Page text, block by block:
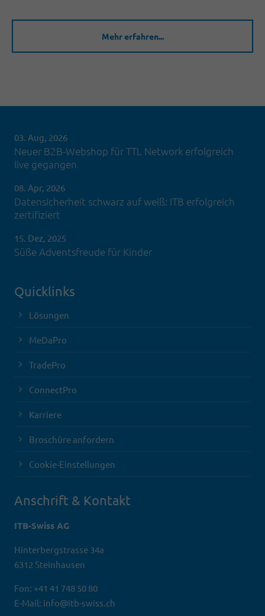
Mehr erfahren...
03. Aug, 2026
Neuer B2B-Webshop für TTL Network erfolgreich
live gegangen
08. Apr, 2026
Datensicherheit schwarz auf weiß: ITB erfolgreich
zertifiziert
15. Dez, 2025
Süße Adventsfreude für Kinder
Quicklinks
Lösungen
MeDaPro
TradePro
ConnectPro
Karriere
Broschüre anfordern
Cookie-Einstellungen
Anschrift & Kontakt
ITB-Swiss AG
Hinterbergstrasse 34a
6312 Steinhausen
Fon: +41 41 748 50 80
E-Mail: info@itb-swiss.ch